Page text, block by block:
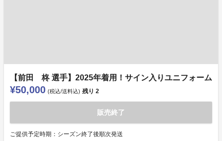
【前田 柊 選手】2025年着用！サイン入りユニフォーム
¥50,000 (税込/送料込) 残り 2
販売終了
ご提供予定時期：シーズン終了後順次発送